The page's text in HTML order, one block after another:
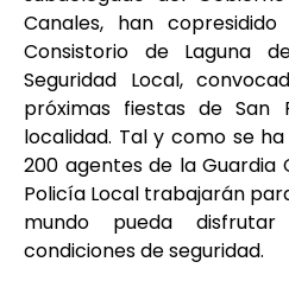
Canales, han
Consistorio de Laguna
Seguridad Local,
próximas fiestas de San
localidad. Tal y como se
200 agentes de la Guardia
Policía Local trabajarán
mundo pueda
condiciones de seguridad.